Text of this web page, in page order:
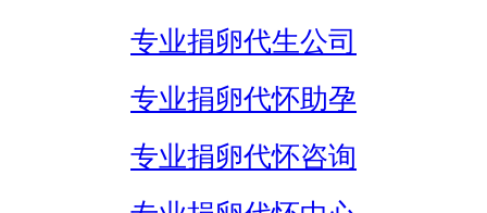
专业捐卵代生公司
专业捐卵代怀助孕
专业捐卵代怀咨询